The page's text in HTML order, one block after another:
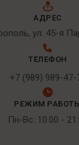
АДРЕС
ул. 45-я
ТЕЛЕФОН
+7 (989) 989-47-
РЕЖИМ
Пн-Вс: 10:00 -